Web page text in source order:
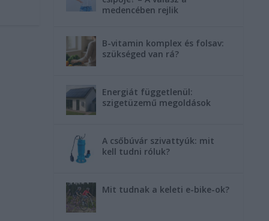
medencében rejlik
B-vitamin komplex és folsav:
szükséged van rá?
Energiát függetlenül:
szigetüzemű megoldások
A csőbúvár szivattyúk: mit
kell tudni róluk?
Mit tudnak a keleti e-bike-ok?